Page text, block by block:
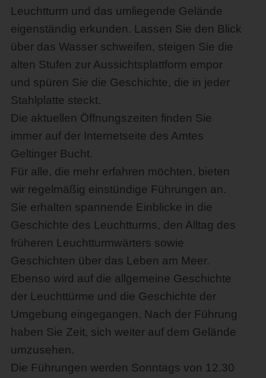
Leuchtturm und das umliegende Gelände
eigenständig erkunden. Lassen Sie den Blick
über das Wasser schweifen, steigen Sie die
alten Stufen zur Aussichtsplattform empor
und spüren Sie die Geschichte, die in jeder
Stahlplatte steckt.
Die aktuellen Öffnungszeiten finden Sie
immer auf der Internetseite des Amtes
Geltinger Bucht.
Für alle, die mehr erfahren möchten, bieten
wir regelmäßig einstündige Führungen an.
Sie erhalten spannende Einblicke in die
Geschichte des Leuchtturms, den Alltag des
früheren Leuchtturmwärters sowie
Geschichten über das Leben am Meer.
Ebenso wird auf die allgemeine Geschichte
der Leuchttürme und die Geschichte der
Umgebung eingegangen. Nach der Führung
haben Sie Zeit, sich weiter auf dem Gelände
umzusehen.
Die Führungen werden Sonntags von 12.30